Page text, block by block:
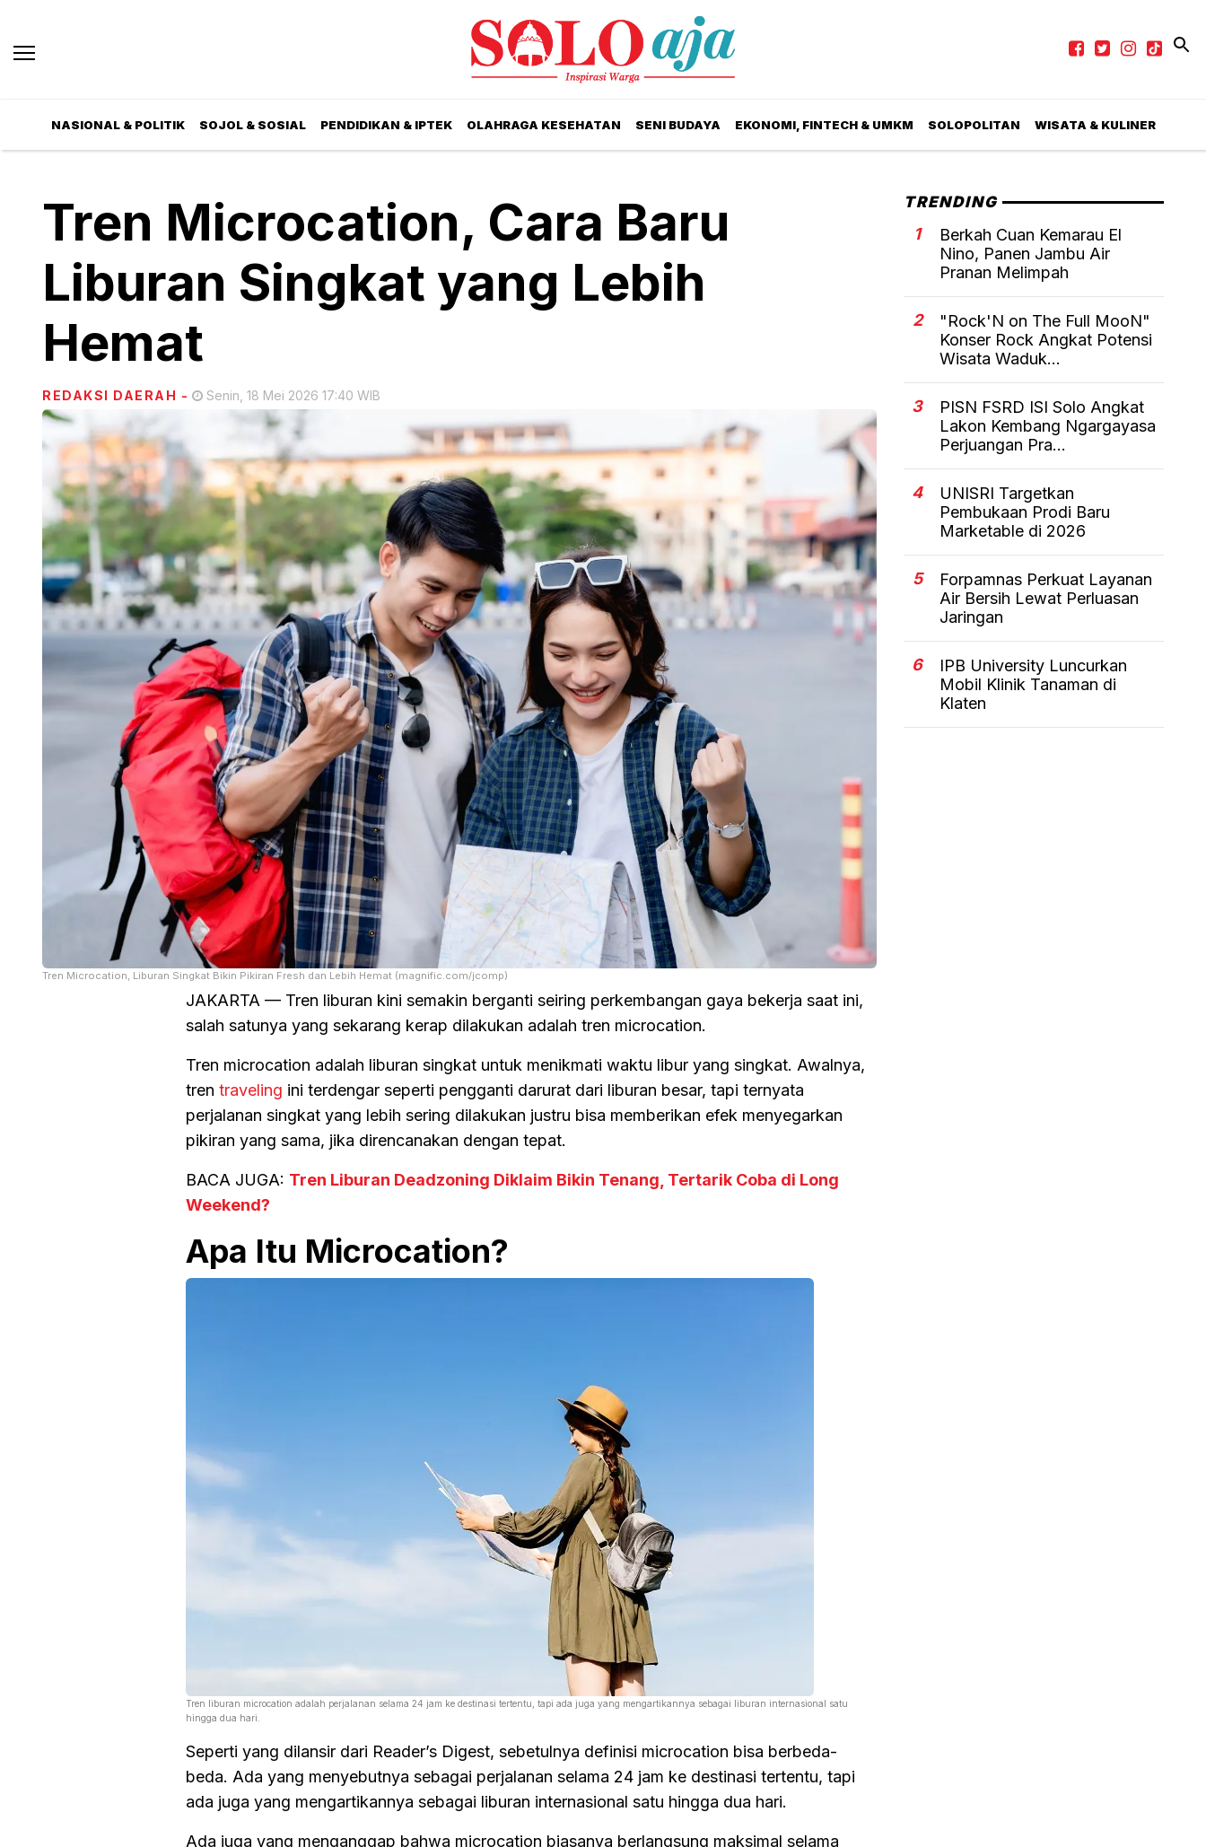
NASIONAL & POLITIK SOJOL & SOSIAL PENDIDIKAN & IPTEK OLAHRAGA KESEHATAN SENI BUDAYA EKONOMI, FINTECH & UMKM SOLOPOLITAN WISATA & KULINER
Tren Microcation, Cara Baru
Liburan Singkat yang Lebih
Hemat
REDAKSI DAERAH - Senin, 18 Mei 2026 17:40 WIB
Tren Microcation, Liburan Singkat Bikin Pikiran Fresh dan Lebih Hemat (magnific.com/jcomp)
JAKARTA — Tren liburan kini semakin berganti seiring perkembangan gaya bekerja saat ini,
salah satunya yang sekarang kerap dilakukan adalah tren microcation.
Tren microcation adalah liburan singkat untuk menikmati waktu libur yang singkat. Awalnya,
tren traveling ini terdengar seperti pengganti darurat dari liburan besar, tapi ternyata
perjalanan singkat yang lebih sering dilakukan justru bisa memberikan efek menyegarkan
pikiran yang sama, jika direncanakan dengan tepat.
BACA JUGA: Tren Liburan Deadzoning Diklaim Bikin Tenang, Tertarik Coba di Long
Weekend?
Apa Itu Microcation?
Tren liburan microcation adalah perjalanan selama 24 jam ke destinasi tertentu, tapi ada juga yang mengartikannya sebagai liburan internasional satu
hingga dua hari.
Seperti yang dilansir dari Reader’s Digest, sebetulnya definisi microcation bisa berbeda-
beda. Ada yang menyebutnya sebagai perjalanan selama 24 jam ke destinasi tertentu, tapi
ada juga yang mengartikannya sebagai liburan internasional satu hingga dua hari.
Ada juga yang menganggap bahwa microcation biasanya berlangsung maksimal selama
TRENDING
1
Berkah Cuan Kemarau El
Nino, Panen Jambu Air
Pranan Melimpah
2
"Rock'N on The Full MooN"
Konser Rock Angkat Potensi
Wisata Waduk...
3
PISN FSRD ISI Solo Angkat
Lakon Kembang Ngargayasa
Perjuangan Pra...
4
UNISRI Targetkan
Pembukaan Prodi Baru
Marketable di 2026
5
Forpamnas Perkuat Layanan
Air Bersih Lewat Perluasan
Jaringan
6
IPB University Luncurkan
Mobil Klinik Tanaman di
Klaten